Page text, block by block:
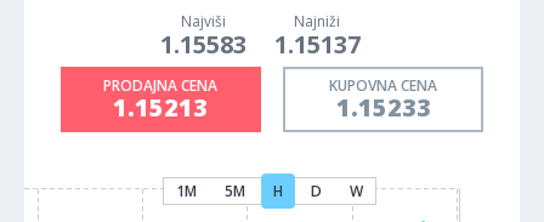
Najviši
1.15583
Najniži
1.15137
PRODAJNA CENA
1.15213
KUPOVNA CENA
1.15233
1M 5M H D W